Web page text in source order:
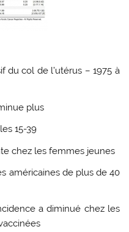
du col de l’utérus – 1975 à
plus
15-39
chez les femmes jeunes
américaines de plus de 40
a diminué chez les